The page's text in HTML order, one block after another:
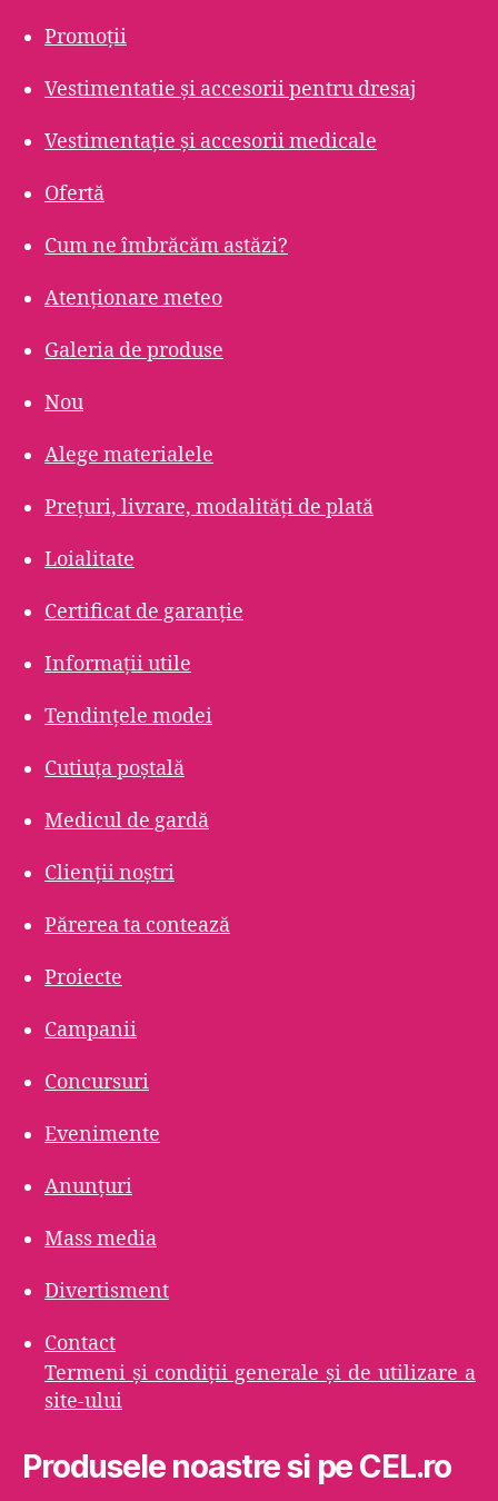
Promoții
Vestimentatie și accesorii pentru dresaj
Vestimentație și accesorii medicale
Ofertă
Cum ne îmbrăcăm astăzi?
Atenționare meteo
Galeria de produse
Nou
Alege materialele
Prețuri, livrare, modalități de plată
Loialitate
Certificat de garanție
Informații utile
Tendințele modei
Cutiuța poștală
Medicul de gardă
Clienții noștri
Părerea ta contează
Proiecte
Campanii
Concursuri
Evenimente
Anunțuri
Mass media
Divertisment
Contact
Termeni şi condiţii generale şi de utilizare a
site-ului
Produsele noastre si pe CEL.ro